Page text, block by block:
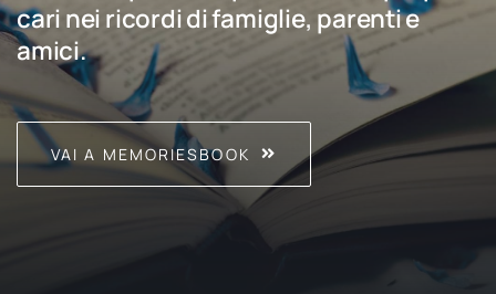
cari nei ricordi di famiglie, parenti e
amici.
VAI A MEMORIESBOOK